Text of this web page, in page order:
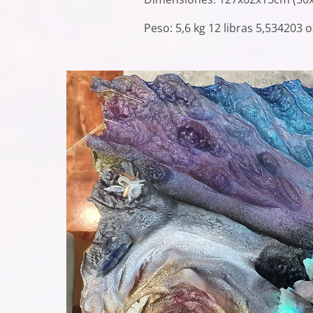
Peso: 5,6 kg 12 libras 5,534203